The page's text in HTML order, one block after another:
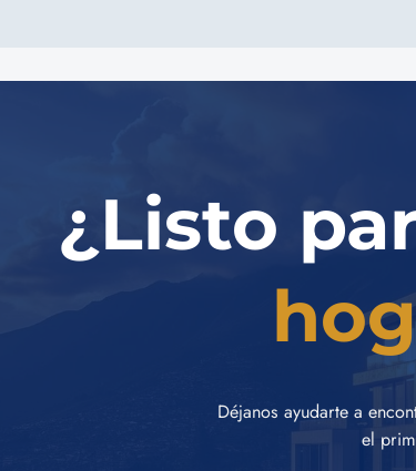
¿Listo
Déjanos ayudarte a
el